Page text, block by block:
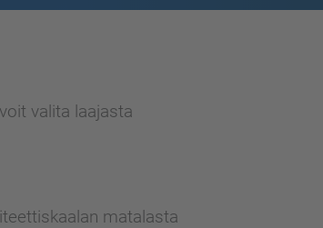
valita laajasta
matalasta